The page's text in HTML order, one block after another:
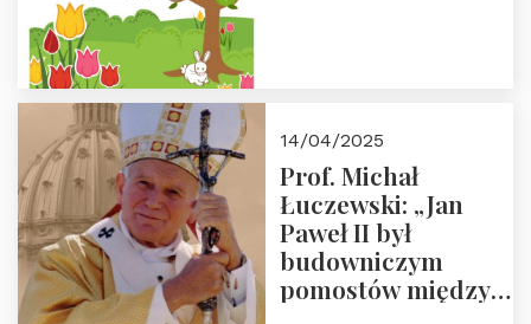
14/04/2025
Prof. Michał
Łuczewski: „Jan
Paweł II był
budowniczym
pomostów między